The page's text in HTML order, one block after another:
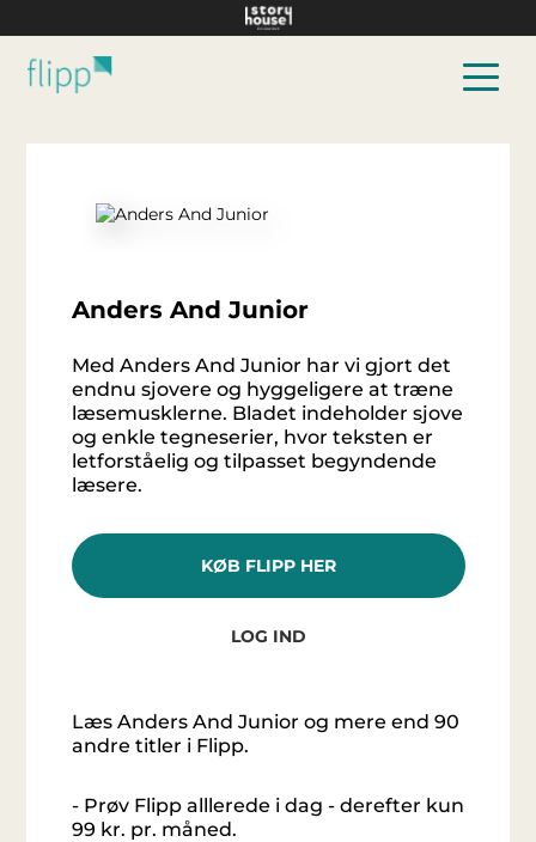
Anders And Junior
Med Anders And Junior har vi gjort det
endnu sjovere og hyggeligere at træne
læsemusklerne. Bladet indeholder sjove
og enkle tegneserier, hvor teksten er
letforståelig og tilpasset begyndende
læsere.
KØB FLIPP HER
LOG IND
Læs Anders And Junior og mere end 90
andre titler i Flipp.
- Prøv Flipp alllerede i dag - derefter kun
99 kr. pr. måned.